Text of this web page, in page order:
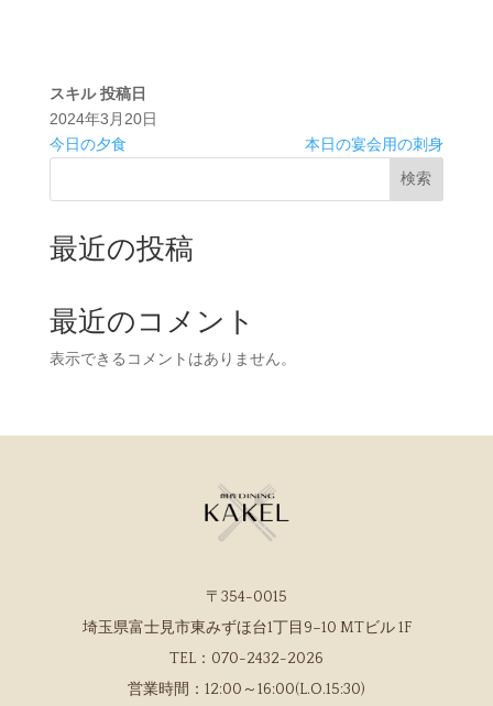
スキル 投稿日
2024年3月20日
今日の夕食
本日の宴会用の刺身️
検索
最近の投稿
最近のコメント
表示できるコメントはありません。
〒354-0015
埼玉県富士見市東みずほ台1丁目9−10 MTビル 1F
TEL： 070-2432-2026
営業時間： 12:00～16:00(L.O.15:30)